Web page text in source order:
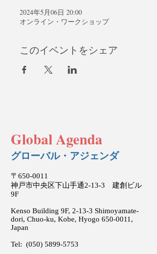
2024年5月06日 20:00
オンライン・ワークショップ
このイベントをシェア
Global Agenda
グローバル・アジェンダ
〒650-0011
神戸市中央区下山手通2-13-3 建創ビル
9F
Kenso Building 9F, 2-13-3 Shimoyamate-
dori, Chuo-ku, Kobe, Hyogo 650-0011 ,
Japan
Tel: (050) 5899-5753